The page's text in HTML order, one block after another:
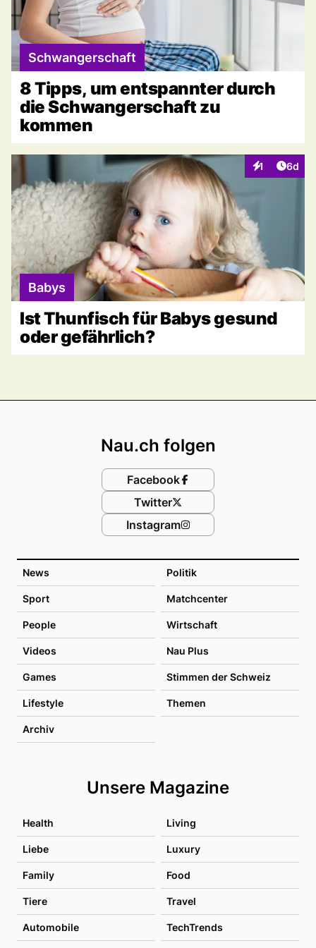
Schwangerschaft
8 Tipps, um entspannter durch
die Schwangerschaft zu
kommen
1
Interaktionen
6d
Babys
Ist Thunfisch für Babys gesund
oder gefährlich?
News Politik
Sport Matchcenter
People Wirtschaft
Videos Nau Plus
Games Stimmen der Schweiz
Lifestyle Themen
Archiv
Unsere Magazine
Health Living
Liebe Luxury
Family Food
Tiere Travel
Automobile TechTrends
Nau.ch folgen
Facebook
Twitter
Instagram